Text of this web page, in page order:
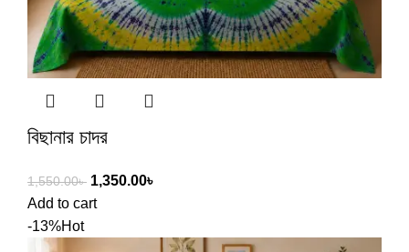
বিছানার চাদর
1,550.00৳ 1,350.00৳
Add to cart
-13%Hot